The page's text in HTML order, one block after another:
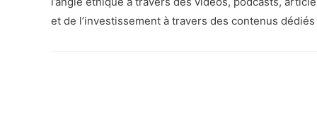
et de l’investissement à travers des contenus dédiés